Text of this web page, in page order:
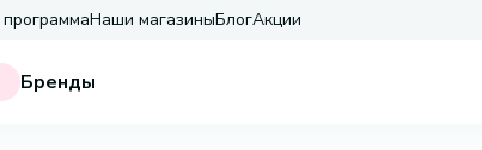
Наши магазиныБлогАкции
Бренды